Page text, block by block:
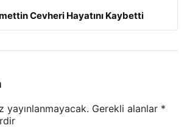
Cevheri Hayatını Kaybetti
yayınlanmayacak. Gerekli alanlar *